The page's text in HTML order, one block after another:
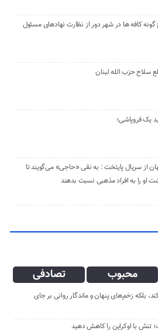
گونه کافه ها در شهر دور از نظارت نهادهای مسئول
سلاح حزب الله لبنان
یک فروپاشی؛
از سریال پایتخت : به نقی «حاجی» می‌گویند تا
او را به افراد مذهبی نسبت بدهند
محبوب تصادفی
بلکه زخم‌های پنهان و ماندگار روانی بر جای
تنش با اوکراین را کاهش دهید